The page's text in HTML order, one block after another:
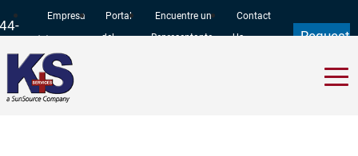
Empresa
Portal
del
Encuentre un
Representante
Contact
Us
Request